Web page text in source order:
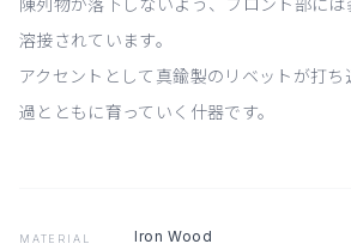
溶接されています。
アクセントとして真鍮製のリベットが打
過とともに育っていく什器です。
MATERIAL Iron Wood